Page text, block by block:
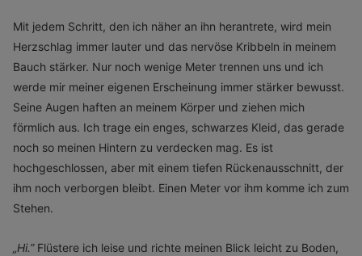
Mit jedem Schritt, den ich näher an ihn herantrete, wird mein
Herzschlag immer lauter und das nervöse Kribbeln in meinem
Bauch stärker. Nur noch wenige Meter trennen uns und ich
werde mir meiner eigenen Erscheinung immer stärker bewusst.
Seine Augen haften an meinem Körper und ziehen mich
förmlich aus. Ich trage ein enges, schwarzes Kleid, das gerade
noch so meinen Hintern zu verdecken mag. Es ist
hochgeschlossen, aber mit einem tiefen Rückenausschnitt, der
ihm noch verborgen bleibt. Einen Meter vor ihm komme ich zum
Stehen.
„Hi.”Flüstere ich leise und richte meinen Blick leicht zu Boden,